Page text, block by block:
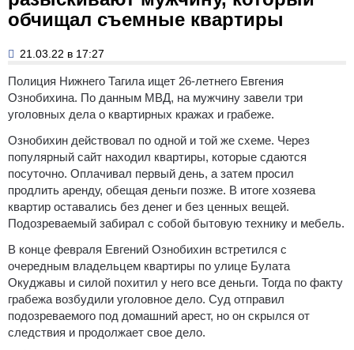
обчищал съемные квартиры
21.03.22 в 17:27
Полиция Нижнего Тагила ищет 26-летнего Евгения
Ознобихина. По данным МВД, на мужчину завели три
уголовных дела о квартирных кражах и грабеже.
Ознобихин действовал по одной и той же схеме. Через
популярный сайт находил квартиры, которые сдаются
посуточно. Оплачивал первый день, а затем просил
продлить аренду, обещая деньги позже. В итоге хозяева
квартир оставались без денег и без ценных вещей.
Подозреваемый забирал с собой бытовую технику и мебель.
В конце февраля Евгений Ознобихин встретился с
очередным владельцем квартиры по улице Булата
Окуджавы и силой похитил у него все деньги. Тогда по факту
грабежа возбудили уголовное дело. Суд отправил
подозреваемого под домашний арест, но он скрылся от
следствия и продолжает свое дело.